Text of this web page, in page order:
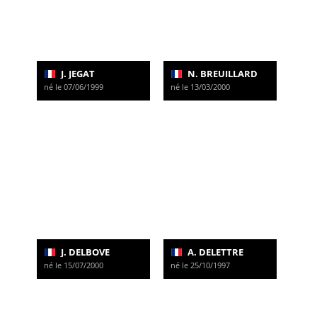
J. JEGAT
né le 07/06/1999
N. BREUILLARD
né le 13/03/2000
J. DELBOVE
né le 15/07/2000
A. DELETTRE
né le 25/10/1997